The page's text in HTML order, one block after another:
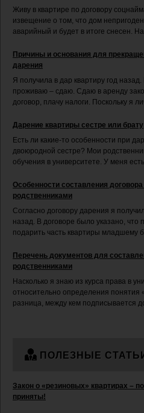
Живу в квартире по договору
извещение о том, что дом
аварийный и будет в итоге снесен.
Причины и основания для
дарения
Я получила в дар квартиру год
проживаю – сдаю. Сдаю в аренду
договор, плачу налоги. Поскольку я
Дарение квартиры сестре или брату
Есть ли какие-то особенности при
двоюродной сестре? Мои
обучения в университете. У меня
Особенности составления
родственниками
Согласно договору дарения я
назад. В договоре было указано,
подарить часть квартиры младшему
Перечень документов для
родственниками
Насколько я знаю из курса права в
относительно определения понятия
разница, между кем подписывается
ПОЛЕЗНЫЕ
Закон о «резиновых» квартирах –
приняты!